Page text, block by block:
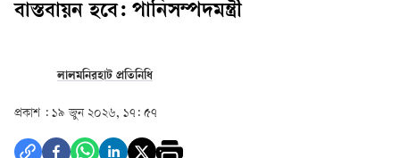
বাস্তবায়ন হবে: পানিসম্পদমন্ত্রী
লালমনিরহাট প্রতিনিধি
প্রকাশ : ১৯ জুন ২০২৬, ১৭: ৫৭